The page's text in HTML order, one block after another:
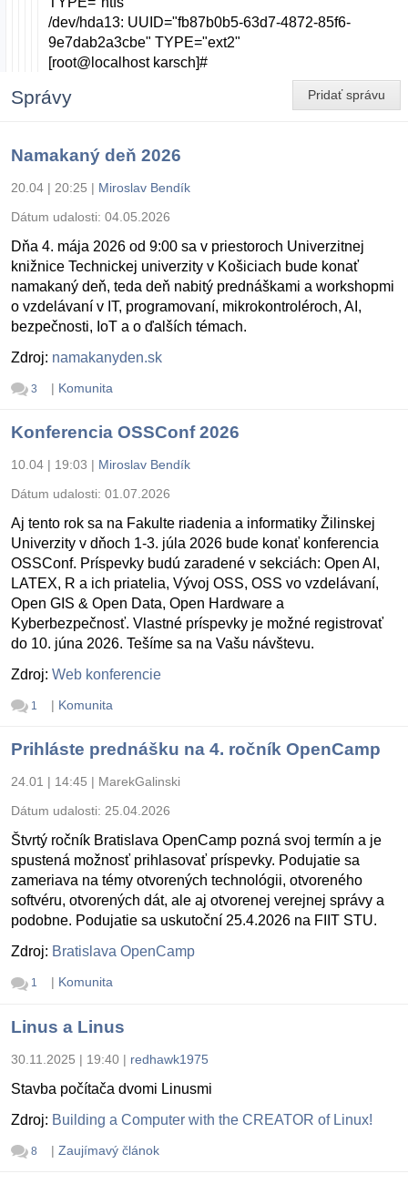
/dev/hda13: UUID="fb87b0b5-63d7-4872-85f6-
9e7dab2a3cbe" TYPE="ext2"
[root@localhost karsch]#
Pridať správu
Správy
Namakaný deň 2026
20.04 | 20:25 | Miroslav Bendík
Dátum udalosti: 04.05.2026
Dňa 4. mája 2026 od 9:00 sa v priestoroch Univerzitnej
knižnice Technickej univerzity v Košiciach bude konať
namakaný deň, teda deň nabitý prednáškami a workshopmi
o vzdelávaní v IT, programovaní, mikrokontroléroch, AI,
bezpečnosti, IoT a o ďalších témach.
Zdroj: namakanyden.sk
3 | Komunita
Konferencia OSSConf 2026
10.04 | 19:03 | Miroslav Bendík
Dátum udalosti: 01.07.2026
Aj tento rok sa na Fakulte riadenia a informatiky Žilinskej
Univerzity v dňoch 1-3. júla 2026 bude konať konferencia
OSSConf. Príspevky budú zaradené v sekciách: Open AI,
LATEX, R a ich priatelia, Vývoj OSS, OSS vo vzdelávaní,
Open GIS & Open Data, Open Hardware a
Kyberbezpečnosť. Vlastné príspevky je možné registrovať
do 10. júna 2026. Tešíme sa na Vašu návštevu.
Zdroj: Web konferencie
1 | Komunita
Prihláste prednášku na 4. ročník OpenCamp
24.01 | 14:45 | MarekGalinski
Dátum udalosti: 25.04.2026
Štvrtý ročník Bratislava OpenCamp pozná svoj termín a je
spustená možnosť prihlasovať príspevky. Podujatie sa
zameriava na témy otvorených technológii, otvoreného
softvéru, otvorených dát, ale aj otvorenej verejnej správy a
podobne. Podujatie sa uskutoční 25.4.2026 na FIIT STU.
Zdroj: Bratislava OpenCamp
1 | Komunita
Linus a Linus
30.11.2025 | 19:40 | redhawk1975
Stavba počítača dvomi Linusmi
Zdroj: Building a Computer with the CREATOR of Linux!
8 | Zaujímavý článok